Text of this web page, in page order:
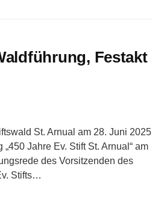
Festakt
St. Arnual am 28. Juni 2025
„450 Jahre Ev. Stift St. Arnual“ am
des Vorsitzenden des
Stifts…